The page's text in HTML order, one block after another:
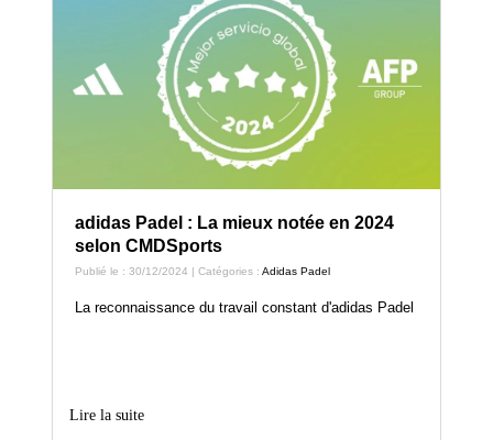
adidas Padel : La mieux notée en 2024
selon CMDSports
Publié le : 30/12/2024 | Catégories :Adidas Padel
La reconnaissance du travail constant d'adidas Padel
Lire la suite